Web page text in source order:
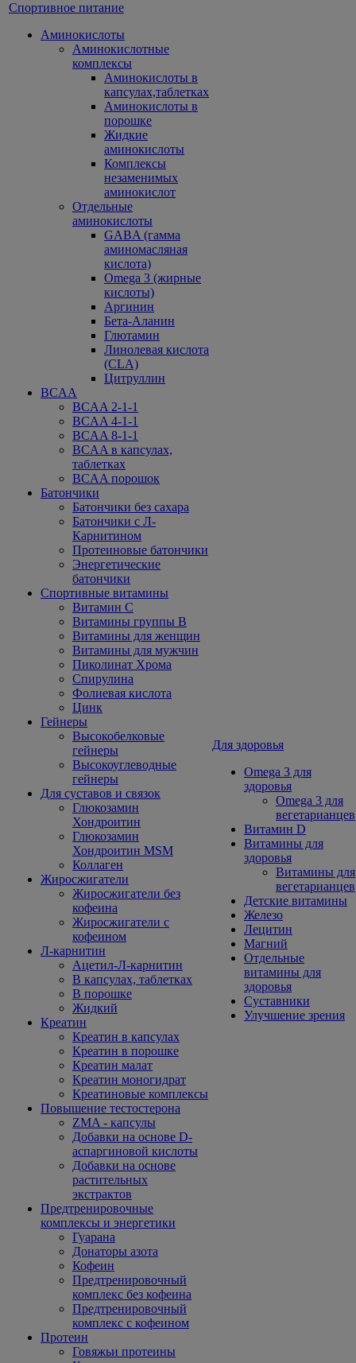
Спортивное питание
Аминокислоты
Аминокислотные
комплексы
Аминокислоты в
капсулах,таблетках
Аминокислоты в
порошке
Жидкие
аминокислоты
Комплексы
незаменимых
аминокислот
Отдельные
аминокислоты
GABA (гамма
аминомасляная
кислота)
Omega 3 (жирные
кислоты)
Аргинин
Бета-Аланин
Глютамин
Линолевая кислота
(CLA)
Цитруллин
BCAA
BCAA 2-1-1
BCAA 4-1-1
BCAA 8-1-1
BCAA в капсулах,
таблетках
BCAA порошок
Батончики
Батончики без сахара
Батончики с Л-
Карнитином
Протеиновые батончики
Энергетические
батончики
Спортивные витамины
Витамин С
Витамины группы В
Витамины для женщин
Витамины для мужчин
Пиколинат Хрома
Спирулина
Фолиевая кислота
Цинк
Гейнеры
Высокобелковые
гейнеры
Высокоуглеводные
гейнеры
Для суставов и связок
Глюкозамин
Хондроитин
Глюкозамин
Хондроитин MSM
Коллаген
Жиросжигатели
Жиросжигатели без
кофеина
Жиросжигатели с
кофеином
Л-карнитин
Ацетил-Л-карнитин
В капсулах, таблетках
В порошке
Жидкий
Креатин
Креатин в капсулах
Креатин в порошке
Креатин малат
Креатин моногидрат
Креатиновые комплексы
Повышение тестостерона
ZMA - капсулы
Добавки на основе D-
аспаргиновой кислоты
Добавки на основе
растительных
экстрактов
Предтренировочные
комплексы и энергетики
Гуарана
Донаторы азота
Кофеин
Предтренировочный
комплекс без кофеина
Предтренировочный
комплекс с кофеином
Протеин
Говяжьи протеины
Для здоровья
Omega 3 для
здоровья
Omega 3 для
вегетарианцев
Витамин D
Витамины для
здоровья
Витамины для
вегетарианцев
Детские витамины
Железо
Лецитин
Магний
Отдельные
витамины для
здоровья
Суставники
Улучшение зрения